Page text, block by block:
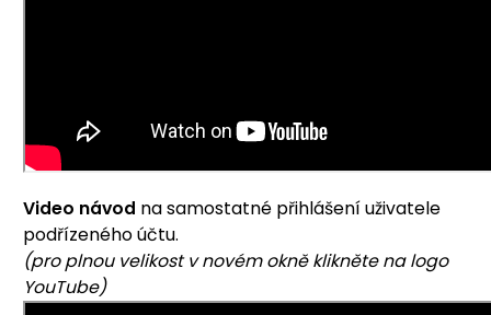
Video návod na samostatné přihlášení uživatele
podřízeného účtu.
(pro plnou velikost v novém okně klikněte na logo
YouTube)